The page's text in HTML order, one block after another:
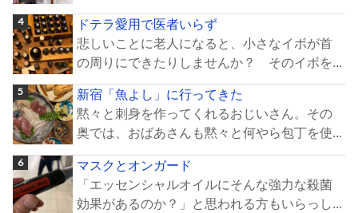
ドテラ愛用で医者いらず
悲しいことに老人になると、小さなイボが首
の周りにできたりしませんか？ そのイボを...
新宿「魚よし」に行ってきた
黙々と刺身を作ってくれるおじいさん。その
奥では、おばあさんも黙々と何やら包丁を使...
マスクとオンガード
「エッセンシャルオイルにそんな強力な殺菌
効果があるのか？」と思われる方もいらっし...